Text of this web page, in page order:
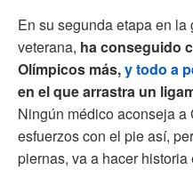
En su segunda etapa en
veterana, ha conseguido
Olímpicos más,y todo a
en el que arrastra un
Ningún médico aconseja
esfuerzos con el pie así,
piernas, va a hacer